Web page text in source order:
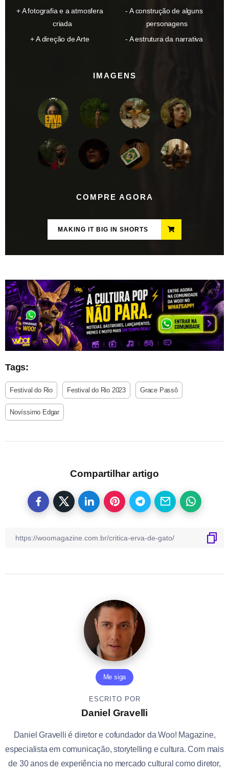
A fotografia e a atmosfera
criada
A direção de Arte
A construção de alguns
personagens
A estrutura da narrativa
IMAGENS
COMPRE AGORA
MAKING IT BIG IN SHORTS
Tags:
Festival do Rio Festival do Rio 2023 Grace Passô
Novíssimo Edgar
Compartilhar artigo
Me siga
ESCRITO POR
Daniel Gravelli
Daniel Gravelli é diretor e cofundador da Woo! Magazine,
especialista em comunicação, storytelling e cultura. Com mais
de 30 anos de experiência no mercado cultural como diretor,